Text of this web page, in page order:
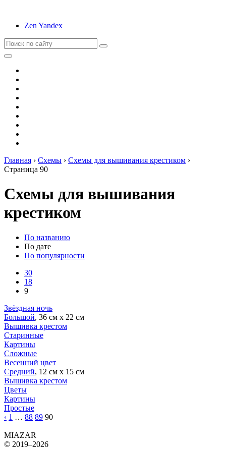
Zen Yandex
Главная › Схемы › Схемы для вышивания крестиком ›
Страница 90
Схемы для вышивания
крестиком
По названию
По дате
По популярности
30
18
9
Звёздная ночь
Большой, 36 см х 22 см
Вышивка крестом
Старинные
Картины
Сложные
Весенний цвет
Средний, 12 см х 15 см
Вышивка крестом
Цветы
Картины
Простые
‹ 1 … 88 89 90
MIAZAR
© 2019–2026